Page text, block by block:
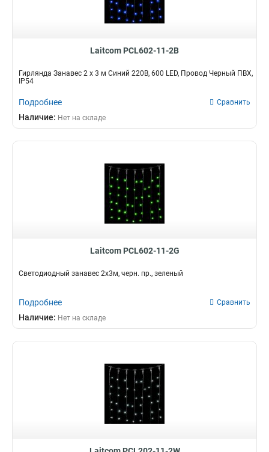
Laitcom PCL602-11-2B
Гирлянда Занавес 2 x 3 м Синий 220В, 600 LED, Провод Черный ПВХ,
IP54
Подробнее Сравнить
Наличие: Нет на складе
Laitcom PCL602-11-2G
Светодиодный занавес 2x3м, черн. пр., зеленый
Подробнее Сравнить
Наличие: Нет на складе